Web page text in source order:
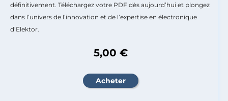
définitivement. Téléchargez votre PDF dès aujourd’hui et plongez
dans l’univers de l’innovation et de l’expertise en électronique
d’Elektor.
5,00 €